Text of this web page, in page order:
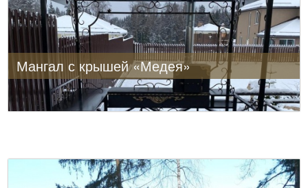
Мангал с крышей «Медея»